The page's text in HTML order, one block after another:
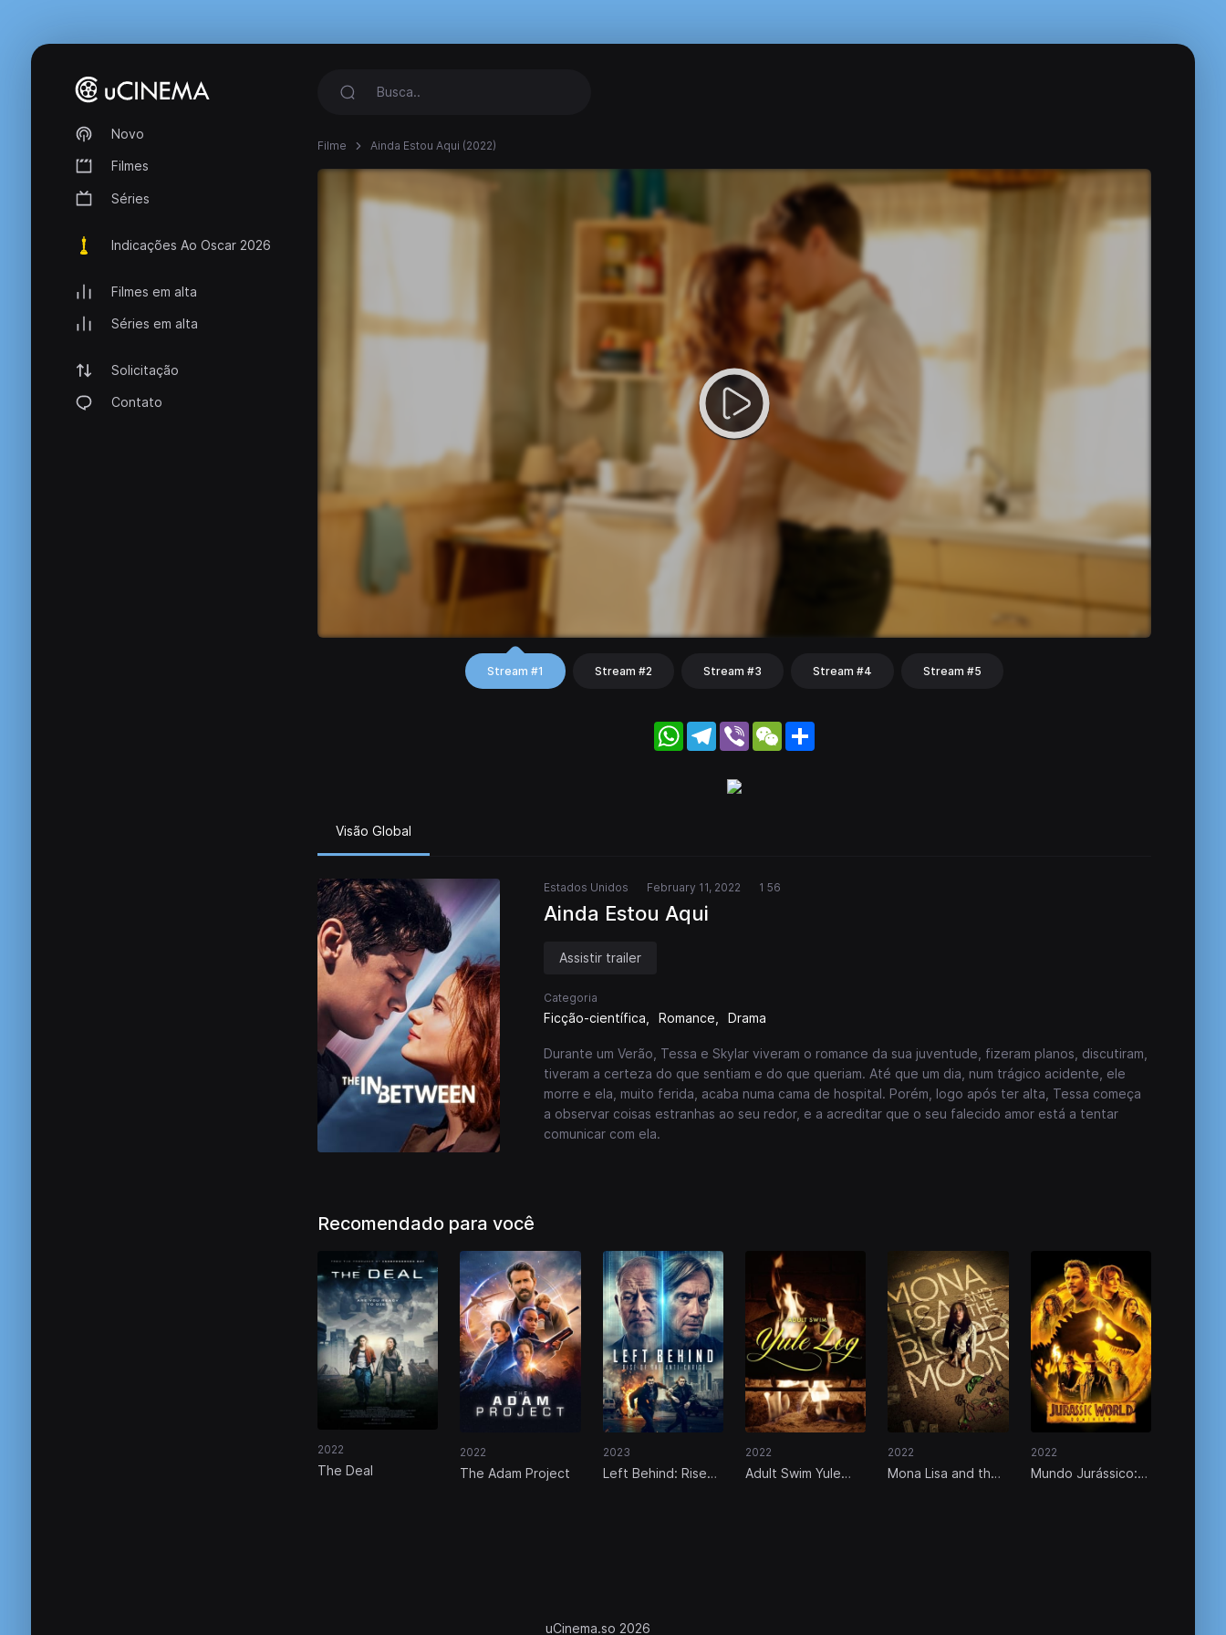
Novo
Filmes
Séries
Indicações Ao Oscar 2026
Filmes em alta
Séries em alta
Solicitação
Contato
Filme Ainda Estou Aqui (2022)
Stream #1 Stream #2 Stream #3 Stream #4 Stream #5
WhatsApp
Telegram
Viber WeChat
Visão Global
Estados Unidos February 11, 2022 1 56
Ainda Estou Aqui
Assistir trailer
Categoria
Ficção-científica Romance Drama
Durante um Verão, Tessa e Skylar viveram o romance da sua juventude, fizeram planos, discutiram,
tiveram a certeza do que sentiam e do que queriam. Até que um dia, num trágico acidente, ele
morre e ela, muito ferida, acaba numa cama de hospital. Porém, logo após ter alta, Tessa começa
a observar coisas estranhas ao seu redor, e a acreditar que o seu falecido amor está a tentar
comunicar com ela.
Recomendado para você
2022
The Deal
2022
The Adam Project
2023
Left Behind: Rise
2022
Adult Swim Yule
2022
Mona Lisa and the
2022
Mundo Jurássico:
uCinema.so 2026